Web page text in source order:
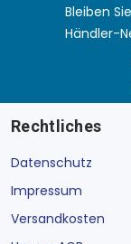
Bleiben
Händler-
Rechtliches
Datenschutz
Impressum
Versandkosten